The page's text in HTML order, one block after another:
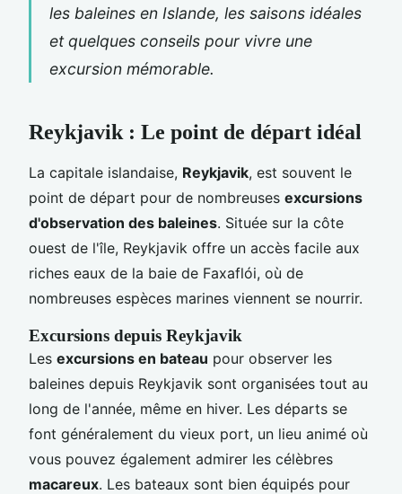
les baleines en Islande, les saisons idéales
et quelques conseils pour vivre une
excursion mémorable.
Reykjavik : Le point de départ idéal
La capitale islandaise, Reykjavik, est souvent le
point de départ pour de nombreuses excursions
d'observation des baleines. Située sur la côte
ouest de l'île, Reykjavik offre un accès facile aux
riches eaux de la baie de Faxaflói, où de
nombreuses espèces marines viennent se nourrir.
Excursions depuis Reykjavik
Les excursions en bateau pour observer les
baleines depuis Reykjavik sont organisées tout au
long de l'année, même en hiver. Les départs se
font généralement du vieux port, un lieu animé où
vous pouvez également admirer les célèbres
macareux. Les bateaux sont bien équipés pour